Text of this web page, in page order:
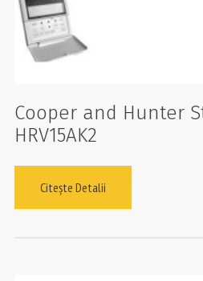
Cooper and Hunter
HRV15AK2
Citește Detalii